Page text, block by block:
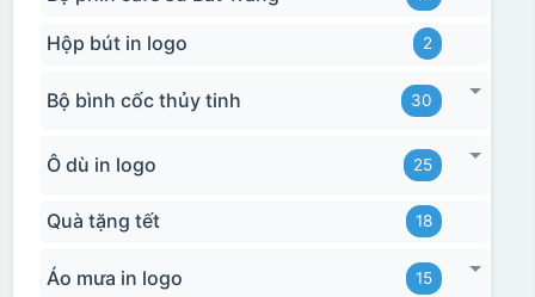
Hộp bút in logo 2
Bộ bình cốc thủy tinh 30
Ô dù in logo 25
Quà tặng tết 18
Áo mưa in logo 15